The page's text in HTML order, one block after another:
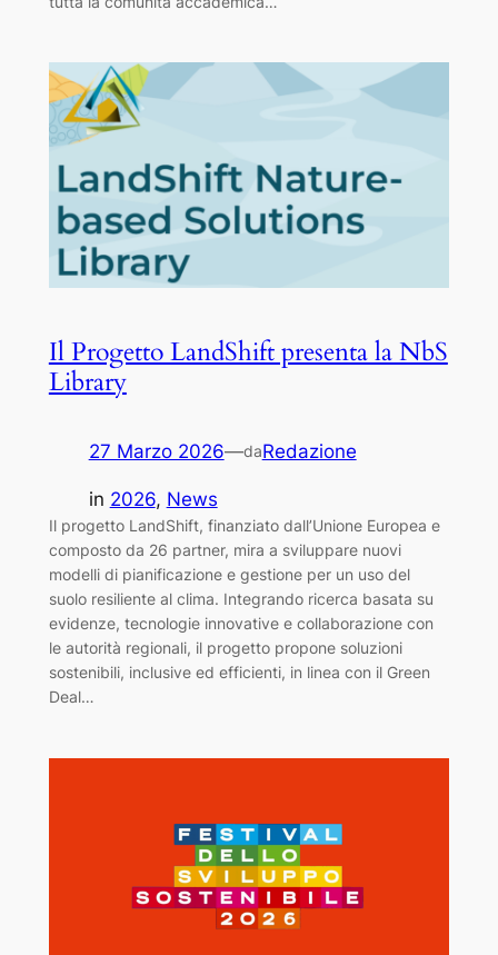
Il Progetto LandShift presenta la NbS
Library
27 Marzo 2026—daRedazione
in 2026, News
Il progetto LandShift, finanziato dall’Unione Europea e
composto da 26 partner, mira a sviluppare nuovi
modelli di pianificazione e gestione per un uso del
suolo resiliente al clima. Integrando ricerca basata su
evidenze, tecnologie innovative e collaborazione con
le autorità regionali, il progetto propone soluzioni
sostenibili, inclusive ed efficienti, in linea con il Green
Deal…